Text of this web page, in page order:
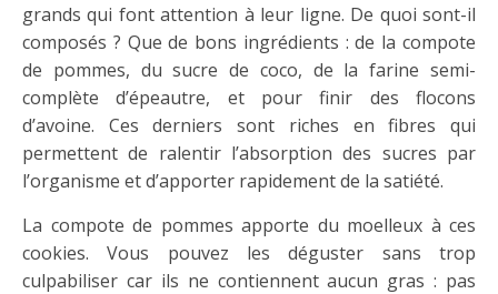
grands qui font attention à leur ligne. De quoi sont-il
composés ? Que de bons ingrédients : de la compote
de pommes, du sucre de coco, de la farine semi-
complète d’épeautre, et pour finir des flocons
d’avoine. Ces derniers sont riches en fibres qui
permettent de ralentir l’absorption des sucres par
l’organisme et d’apporter rapidement de la satiété.
La compote de pommes apporte du moelleux à ces
cookies. Vous pouvez les déguster sans trop
culpabiliser car ils ne contiennent aucun gras : pas